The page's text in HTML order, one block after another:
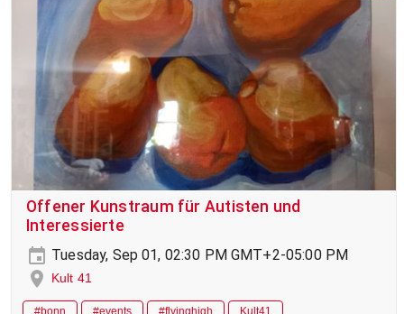
Offener Kunstraum für Autisten und
Interessierte
Tuesday, Sep 01, 02:30 PM GMT+2-05:00 PM
Kult 41